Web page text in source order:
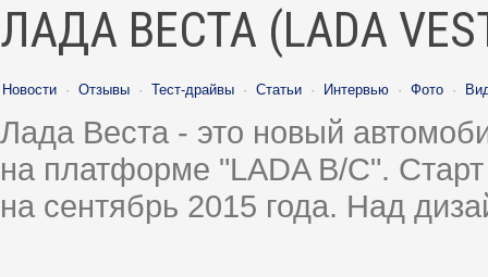
ЛАДА ВЕСТА (LADA
Новости · Отзывы · Тест-драйвы · Статьи · Интервью · Фото ·
Лада Веста - это новый
на платформе "LADA B/C".
на сентябрь 2015 года. Над